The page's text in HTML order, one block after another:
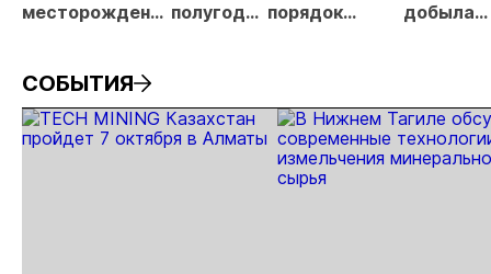
месторождения полугодии порядок
добыла
СОБЫТИЯ